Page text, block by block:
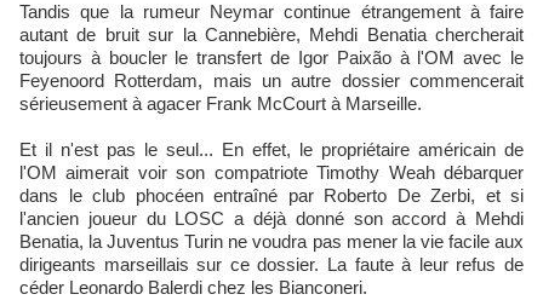
Tandis que la rumeur Neymar continue étrangement à faire
autant de bruit sur la Cannebière, Mehdi Benatia chercherait
toujours à boucler le transfert de Igor Paixão à l'OM avec le
Feyenoord Rotterdam, mais un autre dossier commencerait
sérieusement à agacer Frank McCourt à Marseille.
Et il n'est pas le seul... En effet, le propriétaire américain de
l'OM aimerait voir son compatriote Timothy Weah débarquer
dans le club phocéen entraîné par Roberto De Zerbi, et si
l'ancien joueur du LOSC a déjà donné son accord à Mehdi
Benatia, la Juventus Turin ne voudra pas mener la vie facile aux
dirigeants marseillais sur ce dossier. La faute à leur refus de
céder Leonardo Balerdi chez les Bianconeri.